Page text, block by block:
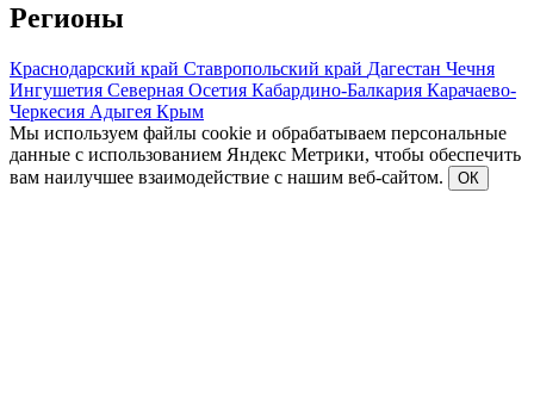
Регионы
Краснодарский край Ставропольский край Дагестан Чечня
Ингушетия Северная Осетия Кабардино-Балкария Карачаево-
Черкесия Адыгея Крым
Мы используем файлы cookie и обрабатываем персональные
данные с использованием Яндекс Метрики, чтобы обеспечить
вам наилучшее взаимодействие с нашим веб-сайтом.
ОК